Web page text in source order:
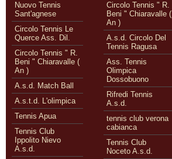
Nuovo Tennis
Sant'agnese
Circolo Tennis Le
Querce Ass. Dil.
Circolo Tennis " R.
Beni " Chiaravalle (
An )
A.s.d. Match Ball
A.s.t.d. L'olimpica
Tennis Apua
Tennis Club
Ippolito Nievo
A.s.d.
Circolo Tennis " R.
Beni " Chiaravalle (
An )
A.s.d. Circolo Del
Tennis Ragusa
Ass. Tennis
Olimpica
Dossobuono
Rifredi Tennis
A.s.d.
tennis club verona
cabianca
Tennis Club
Noceto A.s.d.